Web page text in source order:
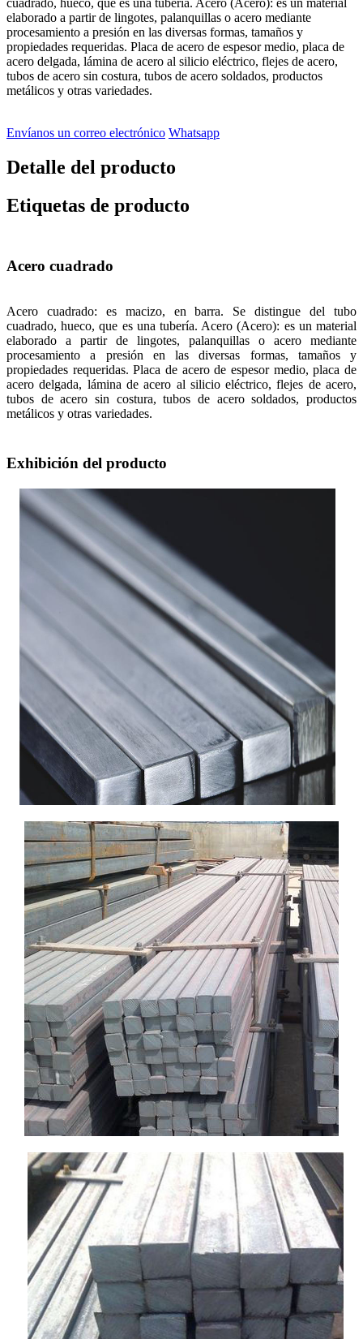
cuadrado, hueco, que es una tubería. Acero (Acero): es un material
elaborado a partir de lingotes, palanquillas o acero mediante
procesamiento a presión en las diversas formas, tamaños y
propiedades requeridas. Placa de acero de espesor medio, placa de
acero delgada, lámina de acero al silicio eléctrico, flejes de acero,
tubos de acero sin costura, tubos de acero soldados, productos
metálicos y otras variedades.
Envíanos un correo electrónico Whatsapp
Detalle del producto
Etiquetas de producto
Acero cuadrado
Acero cuadrado: es macizo, en barra. Se distingue del tubo
cuadrado, hueco, que es una tubería. Acero (Acero): es un material
elaborado a partir de lingotes, palanquillas o acero mediante
procesamiento a presión en las diversas formas, tamaños y
propiedades requeridas. Placa de acero de espesor medio, placa de
acero delgada, lámina de acero al silicio eléctrico, flejes de acero,
tubos de acero sin costura, tubos de acero soldados, productos
metálicos y otras variedades.
Exhibición del producto